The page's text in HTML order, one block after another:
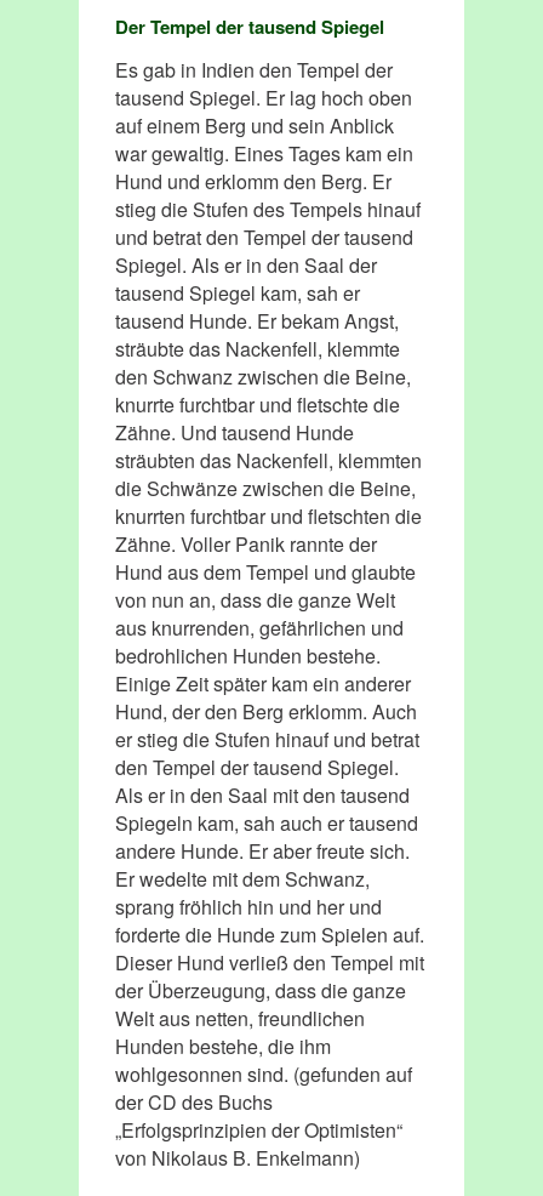
Der Tempel der tausend Spiegel
Es gab in Indien den Tempel der
tausend Spiegel. Er lag hoch oben
auf einem Berg und sein Anblick
war gewaltig. Eines Tages kam ein
Hund und erklomm den Berg. Er
stieg die Stufen des Tempels hinauf
und betrat den Tempel der tausend
Spiegel. Als er in den Saal der
tausend Spiegel kam, sah er
tausend Hunde. Er bekam Angst,
sträubte das Nackenfell, klemmte
den Schwanz zwischen die Beine,
knurrte furchtbar und fletschte die
Zähne. Und tausend Hunde
sträubten das Nackenfell, klemmten
die Schwänze zwischen die Beine,
knurrten furchtbar und fletschten die
Zähne. Voller Panik rannte der
Hund aus dem Tempel und glaubte
von nun an, dass die ganze Welt
aus knurrenden, gefährlichen und
bedrohlichen Hunden bestehe.
Einige Zeit später kam ein anderer
Hund, der den Berg erklomm. Auch
er stieg die Stufen hinauf und betrat
den Tempel der tausend Spiegel.
Als er in den Saal mit den tausend
Spiegeln kam, sah auch er tausend
andere Hunde. Er aber freute sich.
Er wedelte mit dem Schwanz,
sprang fröhlich hin und her und
forderte die Hunde zum Spielen auf.
Dieser Hund verließ den Tempel mit
der Überzeugung, dass die ganze
Welt aus netten, freundlichen
Hunden bestehe, die ihm
wohlgesonnen sind. (gefunden auf
der CD des Buchs
„Erfolgsprinzipien der Optimisten“
von Nikolaus B. Enkelmann)